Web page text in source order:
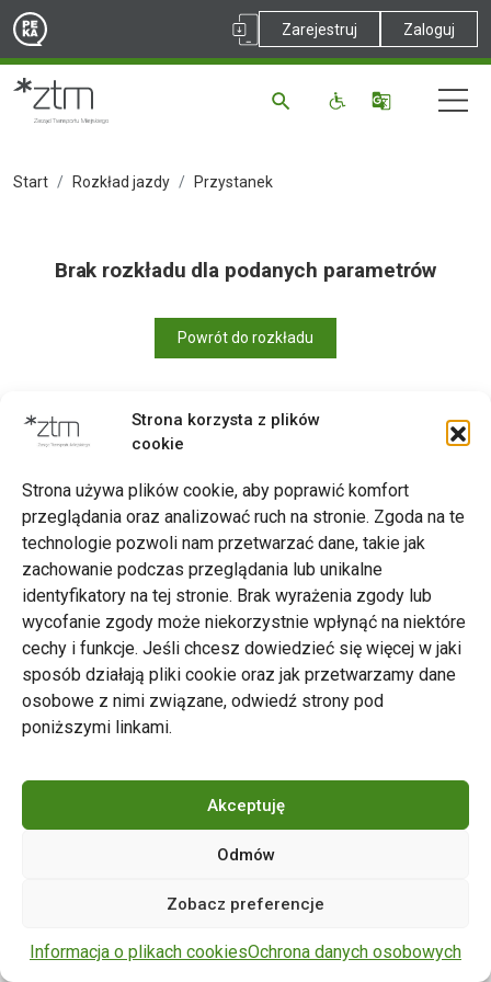
Strona korzysta z plików
cookie
Strona używa plików cookie, aby poprawić komfort
przeglądania oraz analizować ruch na stronie. Zgoda na te
technologie pozwoli nam przetwarzać dane, takie jak
zachowanie podczas przeglądania lub unikalne
identyfikatory na tej stronie. Brak wyrażenia zgody lub
wycofanie zgody może niekorzystnie wpłynąć na niektóre
cechy i funkcje. Jeśli chcesz dowiedzieć się więcej w jaki
sposób działają pliki cookie oraz jak przetwarzamy dane
osobowe z nimi związane, odwiedź strony pod
poniższymi linkami.
Akceptuję
Odmów
Zobacz preferencje
Informacja o plikach cookiesOchrona danych osobowych
Zarejestruj Zaloguj
Start Rozkład jazdy Przystanek
Brak rozkładu dla podanych parametrów
Powrót do rozkładu
Zarząd Transportu Miejskiego w Poznaniu
Napisz do nas
tel. 61 646 33 44
ul. Matejki 59, 60-770 Poznań
zastrzeżone.